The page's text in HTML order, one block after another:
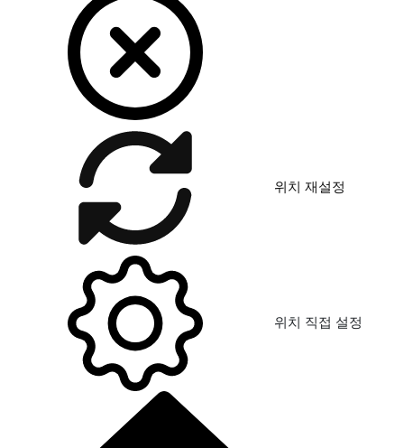
위치 재설정
위치 직접 설정